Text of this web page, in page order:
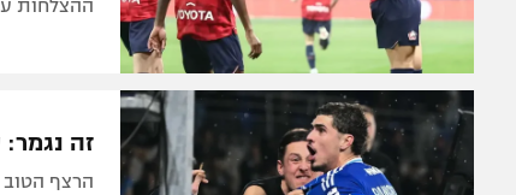
ההצלחות עם 1:3 על
זה נגמר: